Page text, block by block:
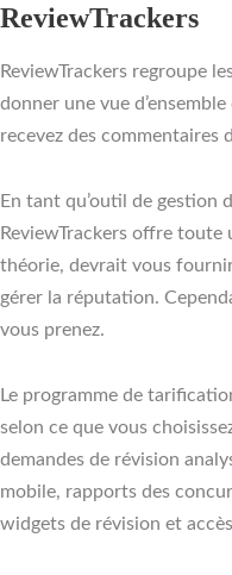
ReviewTrackers
ReviewTrackers regroupe
donner une vue
recevez des commentaires
En tant qu’outil de gestion
ReviewTrackers offre
théorie, devrait vous
gérer la réputation.
vous prenez.
Le programme de
selon ce que vous
demandes de révision
mobile, rapports des
widgets de révision et accès